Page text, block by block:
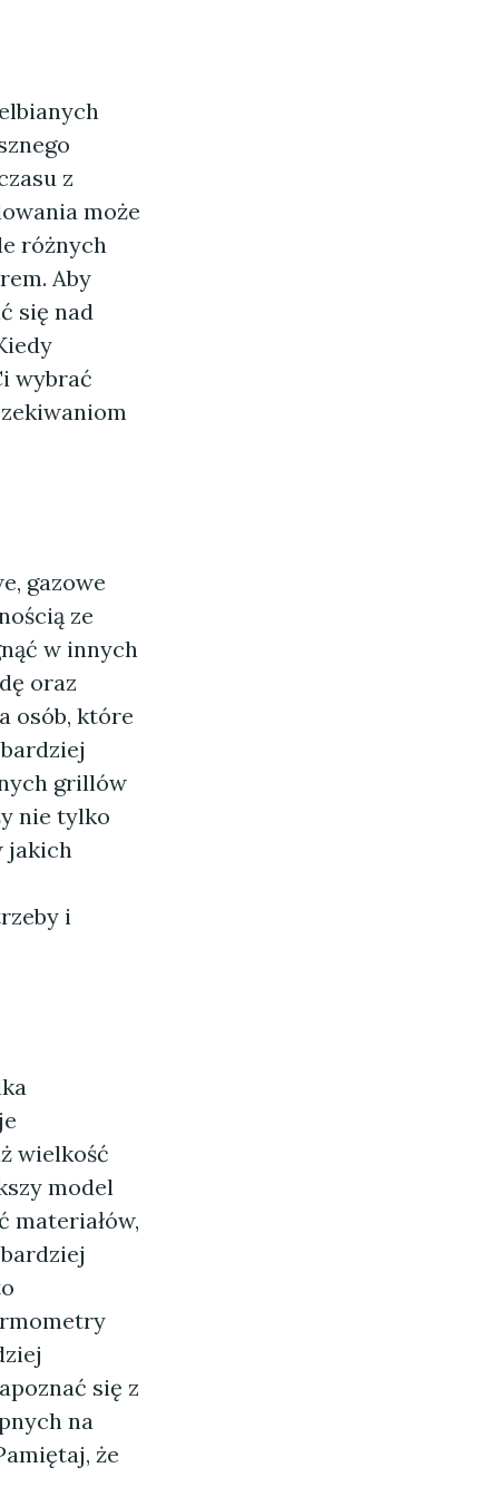
z
może
różnych
Aby
się nad
wybrać
gazowe
ze
w innych
oraz
osób, które
grillów
nie tylko
jakich
i
wielkość
model
materiałów,
się z
na
że